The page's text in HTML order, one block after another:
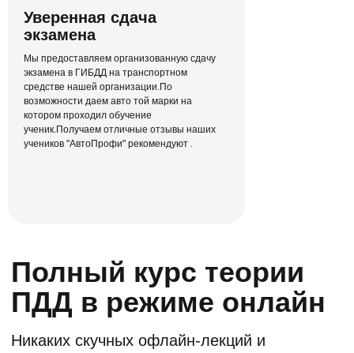
Уверенная сдача
экзамена
Мы предоставляем организованную сдачу
экзамена в ГИБДД на транспортном
средстве нашей организации.По
возможности даем авто той марки на
котором проходил обучение
ученик.Получаем отличные отзывы наших
учеников "АвтоПрофи" рекомендуют .
для учеников